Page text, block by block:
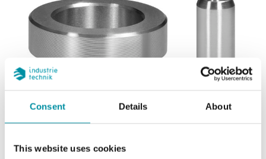
Consent Details About
This website uses cookies